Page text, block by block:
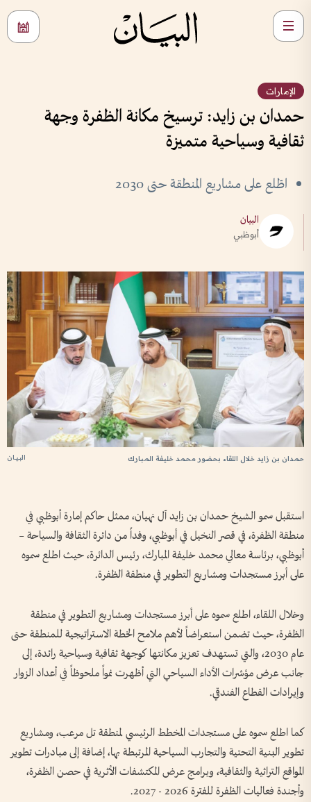
الإمارات
حمدان بن زايد: ترسيخ مكانة الظفرة وجهة
ثقافية وسياحية متميزة
اطّلع على مشاريع المنطقة حتى 2030
البيان
أبوظبي
البيان حمدان بن زايد خلال اللقاء بحضور محمد خليفة المبارك
استقبل سمو الشيخ حمدان بن زايد آل نهيان، ممثل حاكم إمارة أبوظبي في
منطقة الظفرة، في قصر النخيل في أبوظبي، وفداً من دائرة الثقافة والسياحة –
أبوظبي، برئاسة معالي محمد خليفة المبارك، رئيس الدائرة، حيث اطلع سموه
على أبرز مستجدات ومشاريع التطوير في منطقة الظفرة.
وخلال اللقاء، اطلع سموه على أبرز مستجدات ومشاريع التطوير في منطقة
الظفرة، حيث تضمن استعراضاً لأهم ملامح الخطة الاستراتيجية للمنطقة حتى
عام 2030، والتي تستهدف تعزيز مكانتها كوجهة ثقافية وسياحية رائدة، إلى
جانب عرض مؤشرات الأداء السياحي التي أظهرت نمواً ملحوظاً في أعداد الزوار
وإيرادات القطاع الفندقي.
كما اطلع سموه على مستجدات المخطط الرئيسي لمنطقة تل مرعب، ومشاريع
تطوير البنية التحتية والتجارب السياحية المرتبطة بها، إضافة إلى مبادرات تطوير
المواقع التراثية والثقافية، وبرامج عرض المكتشفات الأثرية في حصن الظفرة،
وأجندة فعاليات الظفرة للفترة 2026 - 2027.